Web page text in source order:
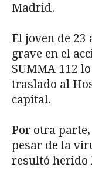
Madrid.
El joven de
grave en el
SUMMA 112
traslado al
capital.
Por otra
pesar de la
resultó herido